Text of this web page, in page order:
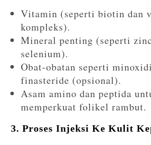
Vitamin (seperti biotin dan
kompleks).
Mineral penting (seperti
selenium).
Obat-obatan seperti
finasteride (opsional).
Asam amino dan peptida
memperkuat folikel rambut.
3. Proses Injeksi Ke Kulit